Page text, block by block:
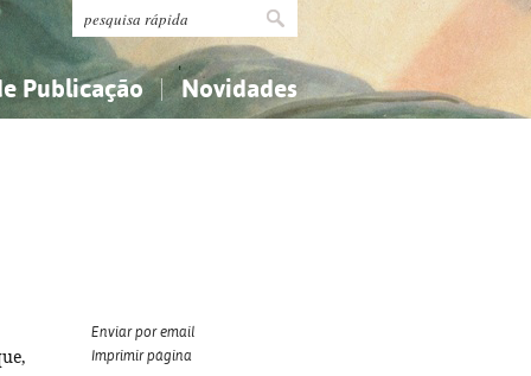
Publicação Novidades
Enviar por email
Imprimir página